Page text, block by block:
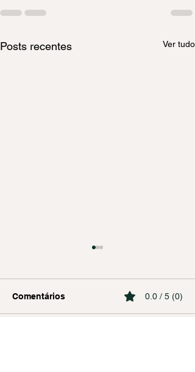
Posts recentes Ver tudo
Comentários 0.0 / 5 (0)